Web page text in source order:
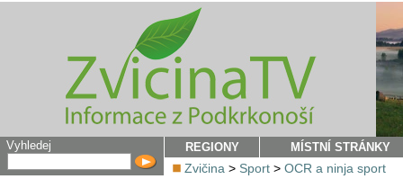
Vyhledej REGIONY MÍSTNÍ STRÁNKY
Zvičina > Sport > OCR a ninja sport